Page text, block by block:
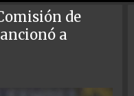
de
a